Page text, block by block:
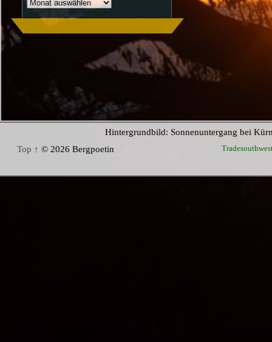
Archiv
Hintergrundbild: Sonnenuntergang bei
Top ↑ © 2026 Bergpoetin